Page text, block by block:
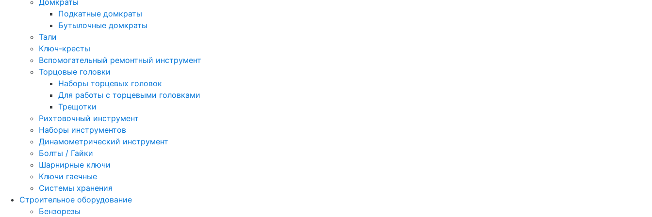
Домкраты
Подкатные домкраты
Бутылочные домкраты
Тали
Ключ-кресты
Вспомогательный ремонтный инструмент
Торцовые головки
Наборы торцевых головок
Для работы с торцевыми головками
Трещотки
Рихтовочный инструмент
Наборы инструментов
Динамометрический инструмент
Болты / Гайки
Шарнирные ключи
Ключи гаечные
Системы хранения
Строительное оборудование
Бензорезы